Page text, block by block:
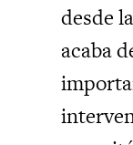
desde
acaba